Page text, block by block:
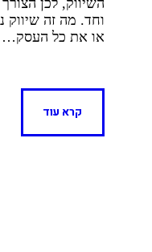
וחד. מה זה
או את כל העסק…
קרא עוד